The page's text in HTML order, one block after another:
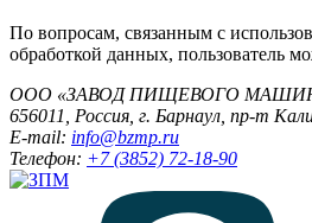
По вопросам, связанным с
обработкой данных, пользователь
ООО «ЗАВОД ПИЩЕВОГО
656011, Россия, г. Барнаул, пр-т
E-mail: info@bzmp.ru
Телефон: +7 (3852) 72-18-90